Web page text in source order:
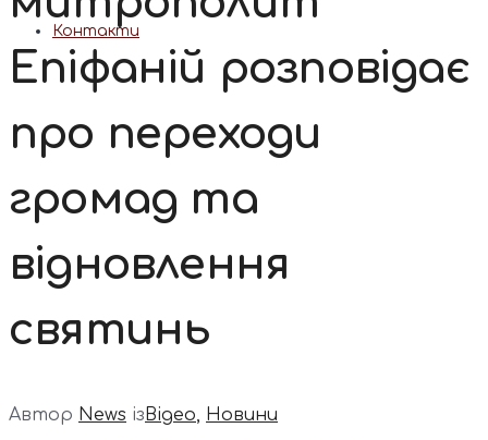
Контакти
Епіфаній розповідає
про переходи
громад та
відновлення
святинь
Автор News із Відео, Новини